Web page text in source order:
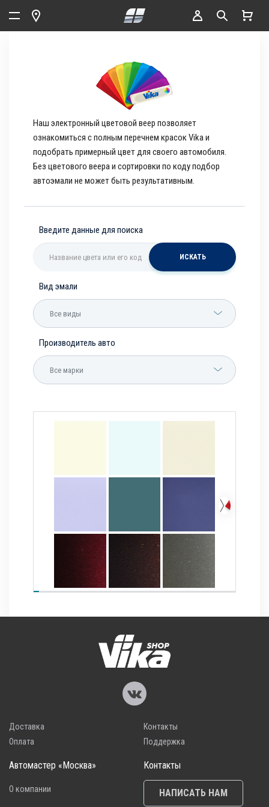
Наш электронный цветовой веер позволяет
ознакомиться с полным перечнем красок Vika и
подобрать примерный цвет для своего автомобиля.
Без цветового веера и сортировки по коду подбор
автоэмали не может быть результативным.
Введите данные для поиска
ИСКАТЬ
Вид эмали
Все виды
Производитель авто
Все марки
Доставка
Оплата
Контакты
Поддержка
Автомастер «Москва»
О компании
Контакты
НАПИСАТЬ НАМ